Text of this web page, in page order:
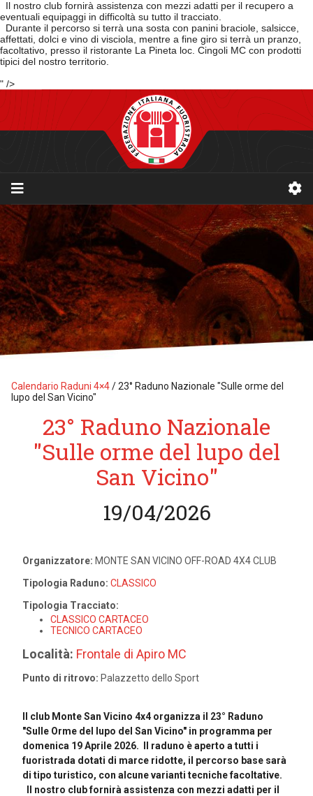
Il nostro club fornirà assistenza con mezzi adatti per il recupero a
eventuali equipaggi in difficoltà su tutto il tracciato.
Durante il percorso si terrà una sosta con panini braciole, salsicce,
affettati, dolci e vino di visciola, mentre a fine giro si terrà un pranzo,
facoltativo, presso il ristorante La Pineta loc. Cingoli MC con prodotti
tipici del nostro territorio.
" />
Calendario Raduni 4×4/23° Raduno Nazionale "Sulle orme del
lupo del San Vicino"
23° Raduno Nazionale
"Sulle orme del lupo del
San Vicino"
19/04/2026
Organizzatore: MONTE SAN VICINO OFF-ROAD 4X4 CLUB
Tipologia Raduno: CLASSICO
Tipologia Tracciato:
CLASSICO CARTACEO
TECNICO CARTACEO
Località: Frontale di Apiro MC
Punto di ritrovo: Palazzetto dello Sport
Il club Monte San Vicino 4x4 organizza il 23° Raduno
"Sulle Orme del lupo del San Vicino" in programma per
domenica 19 Aprile 2026. Il raduno è aperto a tutti i
fuoristrada dotati di marce ridotte, il percorso base sarà
di tipo turistico, con alcune varianti tecniche facoltative.
Il nostro club fornirà assistenza con mezzi adatti per il